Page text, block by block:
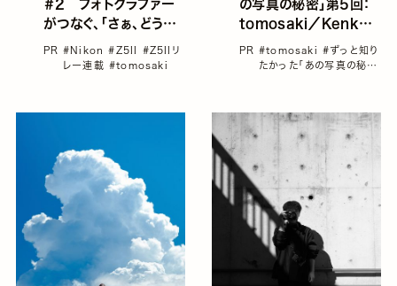
＃2 フォトグラファー
がつなぐ、「さぁ、どう撮
ろう」 tomosaki
PR #Nikon#Z5II #Z5IIリ
レー連載 #tomosaki
の写真の秘密」第5回：
tomosaki／Kenko
NOSTALTONE
ORANGE（ノスタルト
BLUE（ノスタルトーン・
ブルー）
PR #tomosaki #ずっと知り
たかった「あの写真の秘